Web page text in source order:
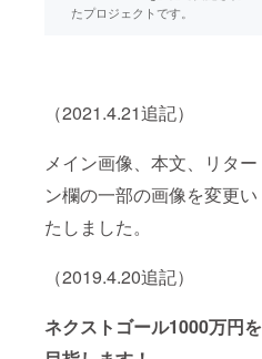
たプロジェクトです。
（2021.4.21追記）
メイン画像、本文、リター
ン欄の一部の画像を変更い
たしました。
（2019.4.20追記）
ネクストゴール1000万円を